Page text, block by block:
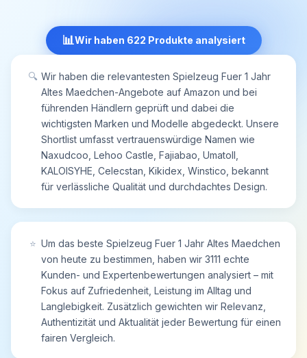
ergonomisch geformt mit einer runden Spitze, die
für Kinder bequemer zu halten und zu malen ist.
Der Silikon-Stifthalter lässt sich leicht
herausnehmen und einsetzen. Die Stiftschlaufe
verhindert effektiv, dass der Stift verloren geht.
Der spezielle Silikongriff auf der Rückseite des
Kinderspielzeugs macht es für Ihre Kinder noch
komfortabler und bequemer, das Malbrett
aufzuheben.
🎨Sicheres & ökologisches Spielzeug: Unser
Zeichenbrett besteht aus BPA-freiem und
umweltfreundlichem ABS-Kunststoff - eine
saubere und ökologische Möglichkeit, die
Malbedürfnisse Ihres Kindes zu erfüllen. Der
Sekundenschnelle bedienen und bietet so eine
saubere Zeichenfläche für neue Kunstwerke,
ohne die zarten Hände Ihres Kindes zu verletzen.
Mütter können ihr Baby mit dem Zeichenbrett im
Hochstuhl beschäftigen, während sie putzen oder
kochen - es hält das Kind glücklich und
beschäftigt. So haben Sie beruhigt Freiraum,
📊Wir haben 622 Produkte analysiert
🔍 Wir haben die relevantesten Spielzeug Fuer 1 Jahr
Altes Maedchen-Angebote auf Amazon und bei
führenden Händlern geprüft und dabei die
wichtigsten Marken und Modelle abgedeckt. Unsere
Shortlist umfasst vertrauenswürdige Namen wie
Naxudcoo, Lehoo Castle, Fajiabao, Umatoll,
KALOISYHE, Celecstan, Kikidex, Winstico, bekannt
für verlässliche Qualität und durchdachtes Design.
⭐ Um das beste Spielzeug Fuer 1 Jahr Altes Maedchen
von heute zu bestimmen, haben wir 3111 echte
Kunden- und Expertenbewertungen analysiert – mit
Fokus auf Zufriedenheit, Leistung im Alltag und
Langlebigkeit. Zusätzlich gewichten wir Relevanz,
Authentizität und Aktualität jeder Bewertung für einen
fairen Vergleich.